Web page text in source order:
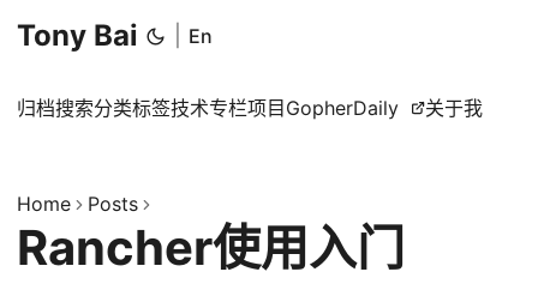
Tony Bai En
归档搜索分类标签技术专栏项目 GopherDaily 关于我
Home Posts
Rancher使用入门